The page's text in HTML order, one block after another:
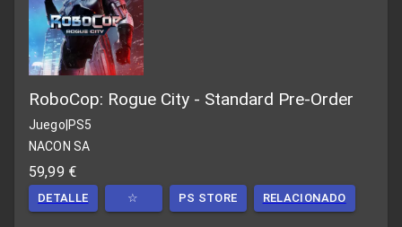
RoboCop: Rogue City - Standard Pre-Order
Juego|PS5
NACON SA
59,99 €
DETALLE ☆ PS STORE RELACIONADO